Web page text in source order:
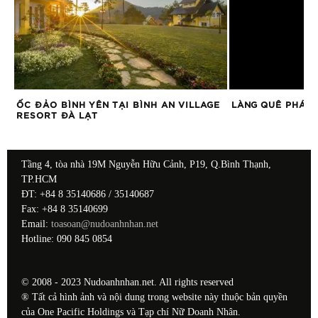
ỐC ĐẢO BÌNH YÊN TẠI BÌNH AN VILLAGE
RESORT ĐÀ LẠT
LÀNG QUÊ
Tầng 4, tòa nhà 19M Nguyễn Hữu Cảnh, P19, Q.Bình Thạnh,
TP.HCM
ĐT: +84 8 35140686 / 35140687
Fax: +84 8 35140699
Email: toasoan@nudoanhnhan.net
Hotline: 090 845 0854
© 2008 - 2023 Nudoanhnhan.net. All rights reserved
® Tất cả hình ảnh và nội dung trong website này thuộc bản quyền
của One Pacific Holdings và Tạp chí Nữ Doanh Nhân.